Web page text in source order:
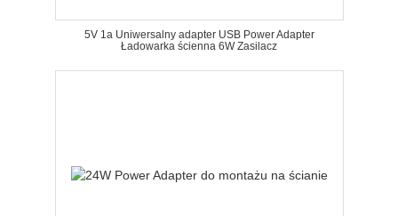
5V 1a Uniwersalny adapter USB Power Adapter
Ładowarka ścienna 6W Zasilacz